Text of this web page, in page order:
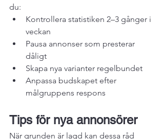
du:
Kontrollera statistiken 2–3 gånger i
veckan
Pausa annonser som presterar
dåligt
Skapa nya varianter regelbundet
Anpassa budskapet efter
målgruppens respons
Tips för nya annonsörer
När grunden är lagd kan dessa råd